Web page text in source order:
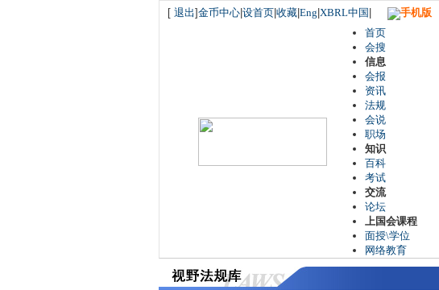
[ 退出]金币中心 设首页 收藏 Eng XBRL中国
手机版
首页
会搜
信息
会报
资讯
法规
会说
职场
知识
百科
考试
交流
论坛
上国会课程
面授\学位
网络教育